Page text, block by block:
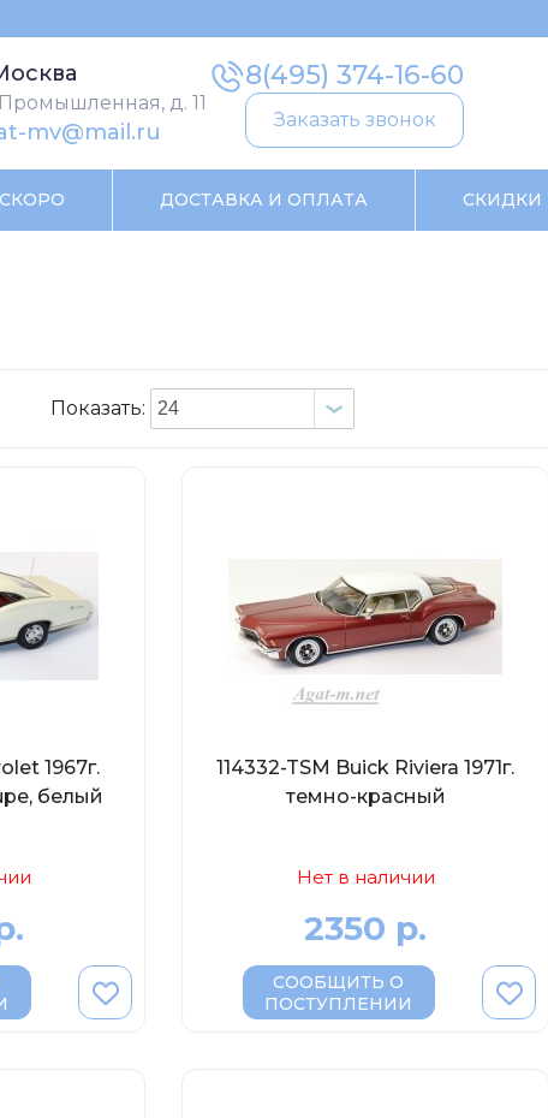
д. 11
mv@mail.ru
8(495) 374-16-60
Заказать звонок
СКОРО ДОСТАВКА И ОПЛАТА СКИДКИ
Показать:
1967г.
белый
114332-TSM Buick Riviera 1971г.
темно-красный
Нет в наличии
2350 р.
СООБЩИТЬ О
ПОСТУПЛЕНИИ